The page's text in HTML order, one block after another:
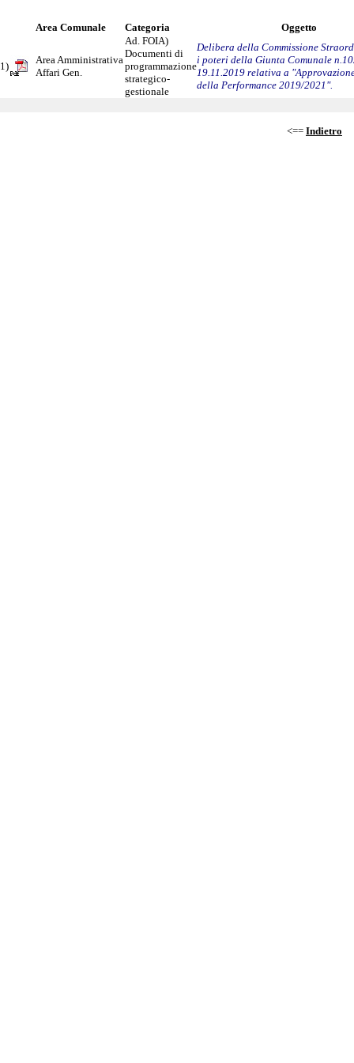
Area Comunale Categoria Oggetto
1)
Area Amministrativa
Affari Gen.
Ad. FOIA)
Documenti di
programmazione
strategico-
gestionale
Delibera della Commissione
i poteri della Giunta Comunale
19.11.2019 relativa a
della Performance 2019/2021".
<== Indietro